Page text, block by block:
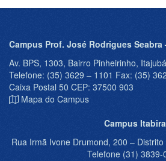
Campus Prof. José Rodrigues Seabra
Av. BPS, 1303, Bairro Pinheirinho,
Telefone: (35) 3629 – 1101 Fax: (35)
Caixa Postal 50 CEP: 37500 903
Mapa do Campus
Campus Itabira
Rua Irmã Ivone Drumond, 200 –
Telefone (31) 3839-